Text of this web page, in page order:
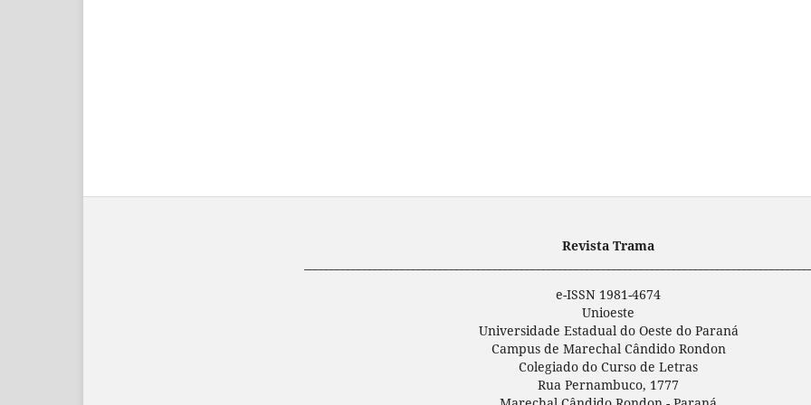
Revista Trama
e-ISSN 1981-4674
Unioeste
Universidade Estadual do Oeste do Paraná
Campus de Marechal Cândido Rondon
Colegiado do Curso de Letras
Rua Pernambuco, 1777